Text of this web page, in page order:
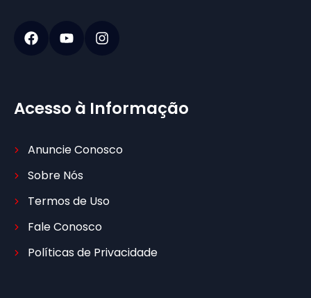
Acesso à Informação
Anuncie Conosco
Sobre Nós
Termos de Uso
Fale Conosco
Políticas de Privacidade